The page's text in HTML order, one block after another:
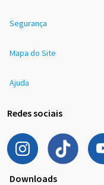
Segurança
Mapa do Site
Ajuda
Redes sociais
Downloads